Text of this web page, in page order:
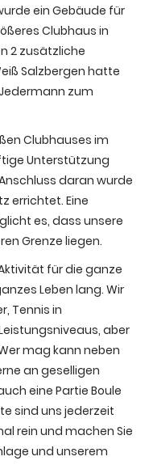
ein Gebäude für
Clubhaus in
2 zusätzliche
Salzbergen hatte
zum
Clubhauses im
Unterstützung
daran wurde
errichtet. Eine
es, dass unsere
Grenze liegen.
für die ganze
Leben lang. Wir
Tennis in
aber
mag kann neben
an geselligen
eine Partie Boule
sind uns jederzeit
rein und machen Sie
und unserem